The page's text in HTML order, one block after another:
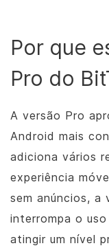
Por que
Pro do
A versão Pro
Android mais
adiciona vários
experiência
sem anúncios, a
interrompa o
atingir um nível